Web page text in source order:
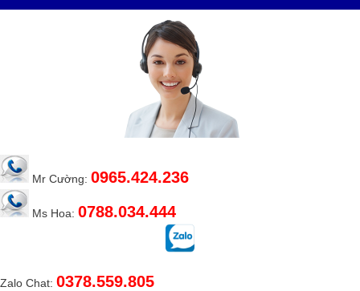
Mr Cường: 0965.424.236
Ms Hoa: 0788.034.444
Zalo Chat: 0378.559.805